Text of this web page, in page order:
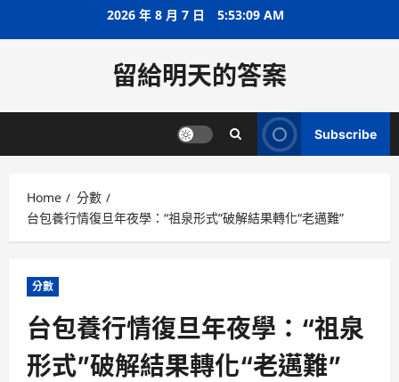
2026 年 8 月 7 日 5:53:09 AM
留給明天的答案
Subscribe
Home
分數
台包養行情復旦年夜學：“祖泉形式”破解結果轉化“老邁難”
分數
台包養行情復旦年夜學：“祖泉
形式”破解結果轉化“老邁難”